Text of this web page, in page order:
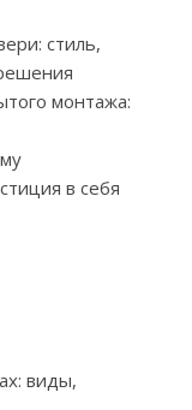
стиль,
монтажа:
в себя
виды,